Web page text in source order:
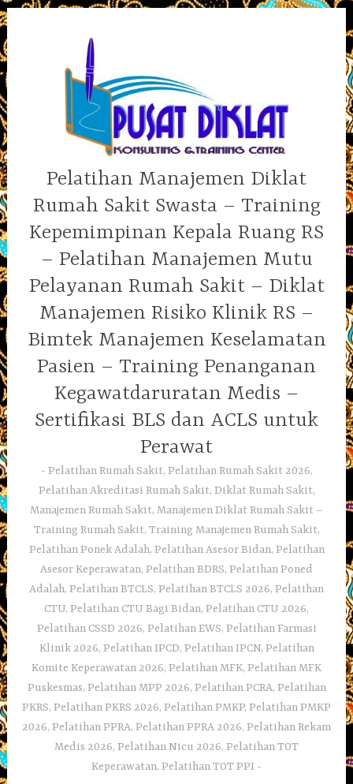
Skip
to
content
Pelatihan Manajemen Diklat
Rumah Sakit Swasta – Training
Kepemimpinan Kepala Ruang RS
– Pelatihan Manajemen Mutu
Pelayanan Rumah Sakit – Diklat
Manajemen Risiko Klinik RS –
Bimtek Manajemen Keselamatan
Pasien – Training Penanganan
Kegawatdaruratan Medis –
Sertifikasi BLS dan ACLS untuk
Perawat
Pelatihan Rumah Sakit, Pelatihan Rumah Sakit 2026,
Pelatihan Akreditasi Rumah Sakit, Diklat Rumah Sakit,
Manajemen Rumah Sakit, Manajemen Diklat Rumah Sakit –
Training Rumah Sakit, Training Manajemen Rumah Sakit,
Pelatihan Ponek Adalah, Pelatihan Asesor Bidan, Pelatihan
Asesor Keperawatan, Pelatihan BDRS, Pelatihan Poned
Adalah, Pelatihan BTCLS, Pelatihan BTCLS 2026, Pelatihan
CTU, Pelatihan CTU Bagi Bidan, Pelatihan CTU 2026,
Pelatihan CSSD 2026, Pelatihan EWS, Pelatihan Farmasi
Klinik 2026, Pelatihan IPCD, Pelatihan IPCN, Pelatihan
Komite Keperawatan 2026, Pelatihan MFK, Pelatihan MFK
Puskesmas, Pelatihan MPP 2026, Pelatihan PCRA, Pelatihan
PKRS, Pelatihan PKRS 2026, Pelatihan PMKP, Pelatihan PMKP
2026, Pelatihan PPRA, Pelatihan PPRA 2026, Pelatihan Rekam
Medis 2026, Pelatihan Nicu 2026, Pelatihan TOT
Keperawatan, Pelatihan TOT PPI